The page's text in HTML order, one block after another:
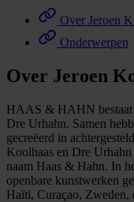
Over Jeroen
Onderwerpen
Over Jeroen
HAAS & HAHN bestaat
Dre Urhahn. Samen
gecreëerd in
Koolhaas en Dre
naam Haas & Hahn. In
openbare kunstwerken
Haïti, Curaçao, Zweden,